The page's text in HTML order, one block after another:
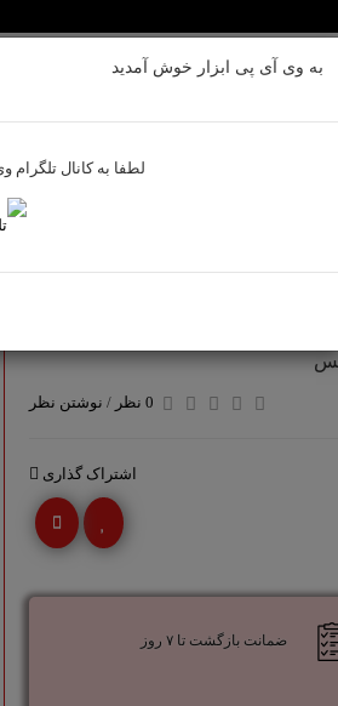
ابزارآلات بنزینی
0 نظر / نوشتن نظر
اشتراک گذاری
ضمانت بازگشت تا ۷ روز
به وی آی پی ابزار خوش آمدید
لطفا به کانال تلگرام